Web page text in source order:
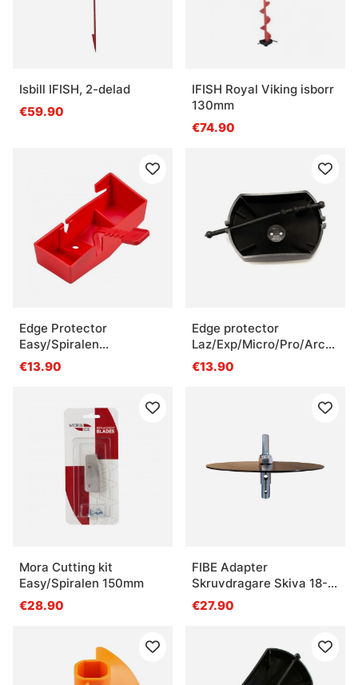
Isbill IFISH, 2-delad
€59.90
IFISH Royal Viking isborr
130mm
€74.90
Edge Protector
Easy/Spiralen
175/200mm
€13.90
Edge protector
Laz/Exp/Micro/Pro/Arct
130mm
€13.90
Mora Cutting kit
Easy/Spiralen 150mm
€28.90
FIBE Adapter
Skruvdragare Skiva 18-
22 mm
€27.90